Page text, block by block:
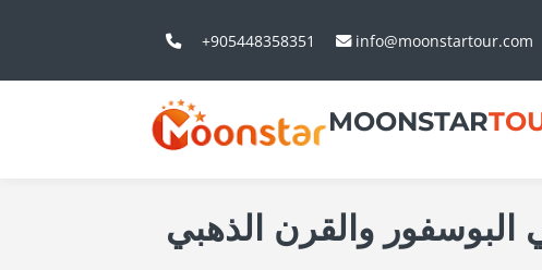
+905448358351 info@moonstartour.com
MOONSTAR
والقرن الذهبي